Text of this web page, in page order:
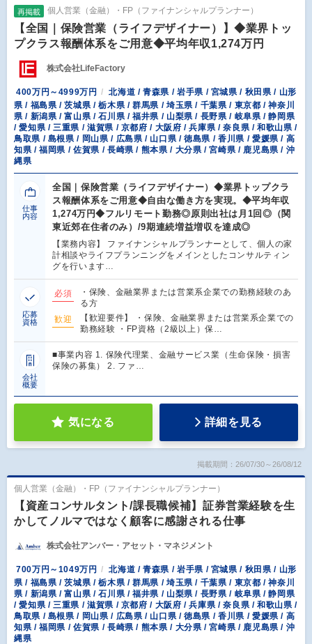
再掲載 個人営業（金融）・FP（ファイナンシャルプランナー）
【全国｜保険営業（ライフデザイナー）】◆業界トッ
プクラス報酬体系をご用意◆平均年収1,274万円
株式会社LifeFactory
400万円～4999万円
北海道 / 青森県 / 岩手県 / 宮城県 / 秋田県 / 山形
県 / 福島県 / 茨城県 / 栃木県 / 群馬県 / 埼玉県 / 千葉県 / 東京都 / 神奈川
県 / 新潟県 / 富山県 / 石川県 / 福井県 / 山梨県 / 長野県 / 岐阜県 / 静岡県
/ 愛知県 / 三重県 / 滋賀県 / 京都府 / 大阪府 / 兵庫県 / 奈良県 / 和歌山県 /
鳥取県 / 島根県 / 岡山県 / 広島県 / 山口県 / 徳島県 / 香川県 / 愛媛県 / 高
知県 / 福岡県 / 佐賀県 / 長崎県 / 熊本県 / 大分県 / 宮崎県 / 鹿児島県 / 沖
縄県
仕事
内容
全国｜保険営業（ライフデザイナー）◆業界トップクラ
ス報酬体系をご用意◆自由な働き方を実現。◆平均年収
1,274万円◆フルリモート勤務◎原則出社は月1回◎（関
東近郊在住者のみ）/9期連続増益増収を達成◎
【業務内容】 ファイナンシャルプランナーとして、個人の家
計相談やライフプランニングをメインとしたコンサルティン
グを行います…
応募
資格
必須
・保険、金融業界または営業系企業での勤務経験のあ
る方
歓迎
【歓迎要件】 ・保険、金融業界または営業系企業での
勤務経験 ・FP資格（2級以上）保…
会社
概要
■事業内容 1. 保険代理業、金融サービス業（生命保険・損害
保険の募集） 2. ファ…
気になる 詳細を見る
掲載期間：26/07/30～26/08/12
個人営業（金融）・FP（ファイナンシャルプランナー）
【資産コンサルタント/課長職候補】証券営業経験を生
かしてノルマではなく顧客に感謝される仕事
株式会社アンバー・アセット・マネジメント
700万円～1049万円
北海道 / 青森県 / 岩手県 / 宮城県 / 秋田県 / 山形
県 / 福島県 / 茨城県 / 栃木県 / 群馬県 / 埼玉県 / 千葉県 / 東京都 / 神奈川
県 / 新潟県 / 富山県 / 石川県 / 福井県 / 山梨県 / 長野県 / 岐阜県 / 静岡県
/ 愛知県 / 三重県 / 滋賀県 / 京都府 / 大阪府 / 兵庫県 / 奈良県 / 和歌山県 /
鳥取県 / 島根県 / 岡山県 / 広島県 / 山口県 / 徳島県 / 香川県 / 愛媛県 / 高
知県 / 福岡県 / 佐賀県 / 長崎県 / 熊本県 / 大分県 / 宮崎県 / 鹿児島県 / 沖
縄県